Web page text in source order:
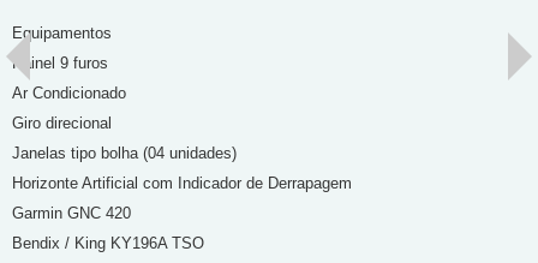
Equipamentos
Painel 9 furos
Ar Condicionado
Giro direcional
Janelas tipo bolha (04 unidades)
Horizonte Artificial com Indicador de Derrapagem
Garmin GNC 420
Bendix / King KY196A TSO